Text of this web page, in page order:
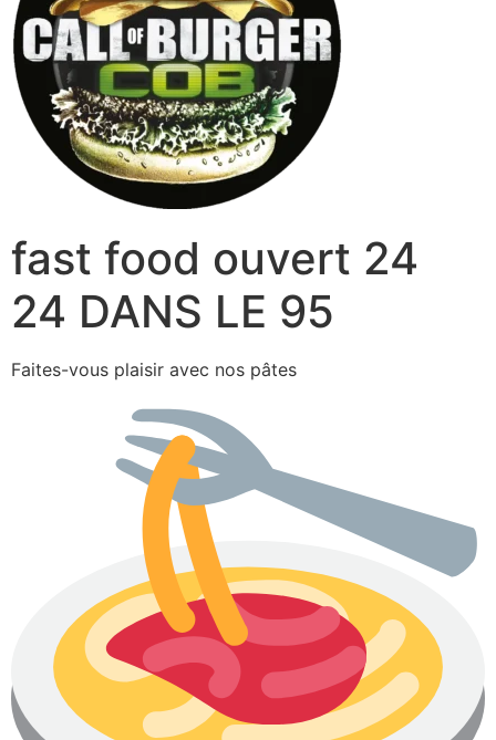
fast food ouvert 24
24 DANS LE 95
Faites-vous plaisir avec nos pâtes